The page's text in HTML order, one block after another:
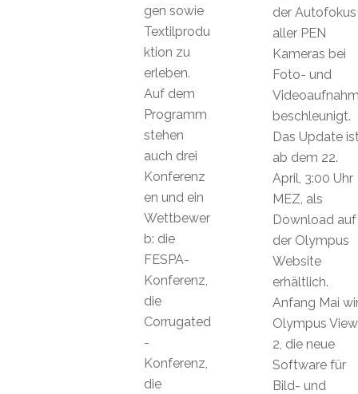
der Autofokus
aller PEN
Kameras bei
Foto- und
beschleunigt.
Das Update
ab dem 22.
April, 3:00 Uhr
MEZ, als
Download auf
der Olympus
Website
erhältlich.
Anfang Mai
Olympus
2, die neue
Software für
Bild- und
gen sowie
Textilprodu
ktion zu
erleben.
Auf dem
Programm
stehen
auch drei
Konferenz
en und ein
Wettbewer
b: die
FESPA-
Konferenz,
die
Corrugated
-
Konferenz,
die